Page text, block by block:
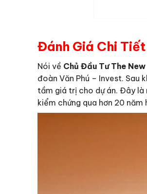
Đánh Giá Chi
Nói về Chủ Đầu Tư The
đoàn Văn Phú – Invest. Sau
tầm giá trị cho dự án. Đây là
kiểm chứng qua hơn 20